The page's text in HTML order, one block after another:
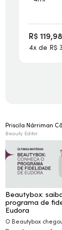
R$ 119,98
4x de R$
Priscila Nárriman
Beauty Editor
Beautybox:
programa de
Eudora
O Beautybox